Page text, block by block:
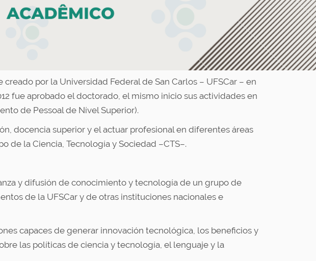
por la Universidad Federal de San Carlos – UFSCar – en
fue aprobado el doctorado, el mismo inicio sus actividades en
de Pessoal de Nível Superior).
docencia superior y el actuar profesional en diferentes áreas
de la Ciencia, Tecnología y Sociedad –CTS–.
y difusión de conocimiento y tecnología de un grupo de
de la UFSCar y de otras instituciones nacionales e
capaces de generar innovación tecnológica, los beneficios y
las políticas de ciencia y tecnología, el lenguaje y la